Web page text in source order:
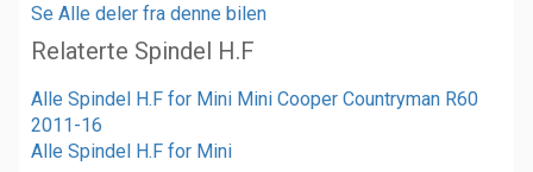
Se Alle deler fra denne bilen
Relaterte Spindel H.F
Alle Spindel H.F for Mini Mini Cooper Countryman R60
2011-16
Alle Spindel H.F for Mini